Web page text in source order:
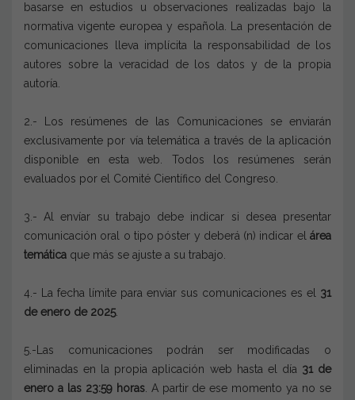
basarse en estudios u observaciones realizadas bajo la
normativa vigente europea y española. La presentación de
comunicaciones lleva implícita la responsabilidad de los
autores sobre la veracidad de los datos y de la propia
autoría.
2.- Los resúmenes de las Comunicaciones se enviarán
exclusivamente por vía telemática a través de la aplicación
disponible en esta web. Todos los resúmenes serán
evaluados por el Comité Científico del Congreso.
3.- Al envíar su trabajo debe indicar si desea presentar
comunicación oral o tipo póster y deberá (n) indicar el área
temática que más se ajuste a su trabajo.
4.- La fecha límite para enviar sus comunicaciones es el 31
de enero de 2025.
5.-Las comunicaciones podrán ser modificadas o
eliminadas en la propia aplicación web hasta el día 31 de
enero a las 23:59 horas. A partir de ese momento ya no se